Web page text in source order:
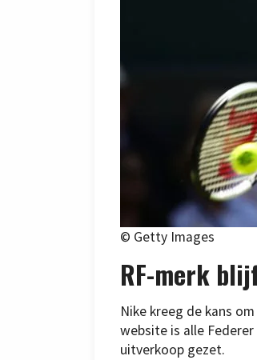
© Getty Images
RF-merk
Nike kreeg de kans
website is alle
uitverkoop gezet.